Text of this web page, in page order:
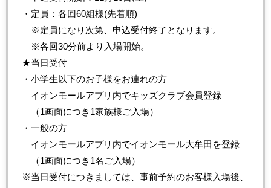
・定員：各回60組様(先着順)
※定員になり次第、申込受付終了となります。
※各回30分前より入場開始。
★当日受付
・小学生以下のお子様をお連れの方
イオンモールアプリ内でキッズクラブ会員登録
（1画面につき1家族様ご入場）
・一般の方
イオンモールアプリ内でイオンモール大牟田を登録
（1画面につき1名ご入場）
※当日受付につきましては、事前予約のお客様入場後、